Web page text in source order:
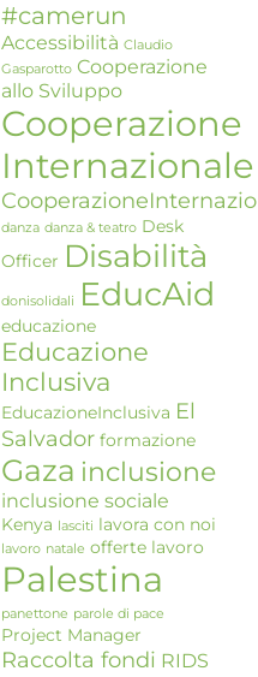
#camerun
Accessibilità Claudio
Gasparotto Cooperazione
allo Sviluppo
Cooperazione
Internazionale
danza danza & teatro Desk
Officer Disabilità
donisolidali EducAid
educazione
Educazione
Inclusiva
EducazioneInclusiva El
Salvador formazione
Gaza inclusione
inclusione sociale
Kenya lasciti lavora con noi
lavoro natale offerte lavoro
Palestina
panettone parole di pace
Project Manager
Raccolta fondi RIDS